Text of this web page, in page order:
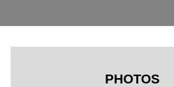
PHOTOS